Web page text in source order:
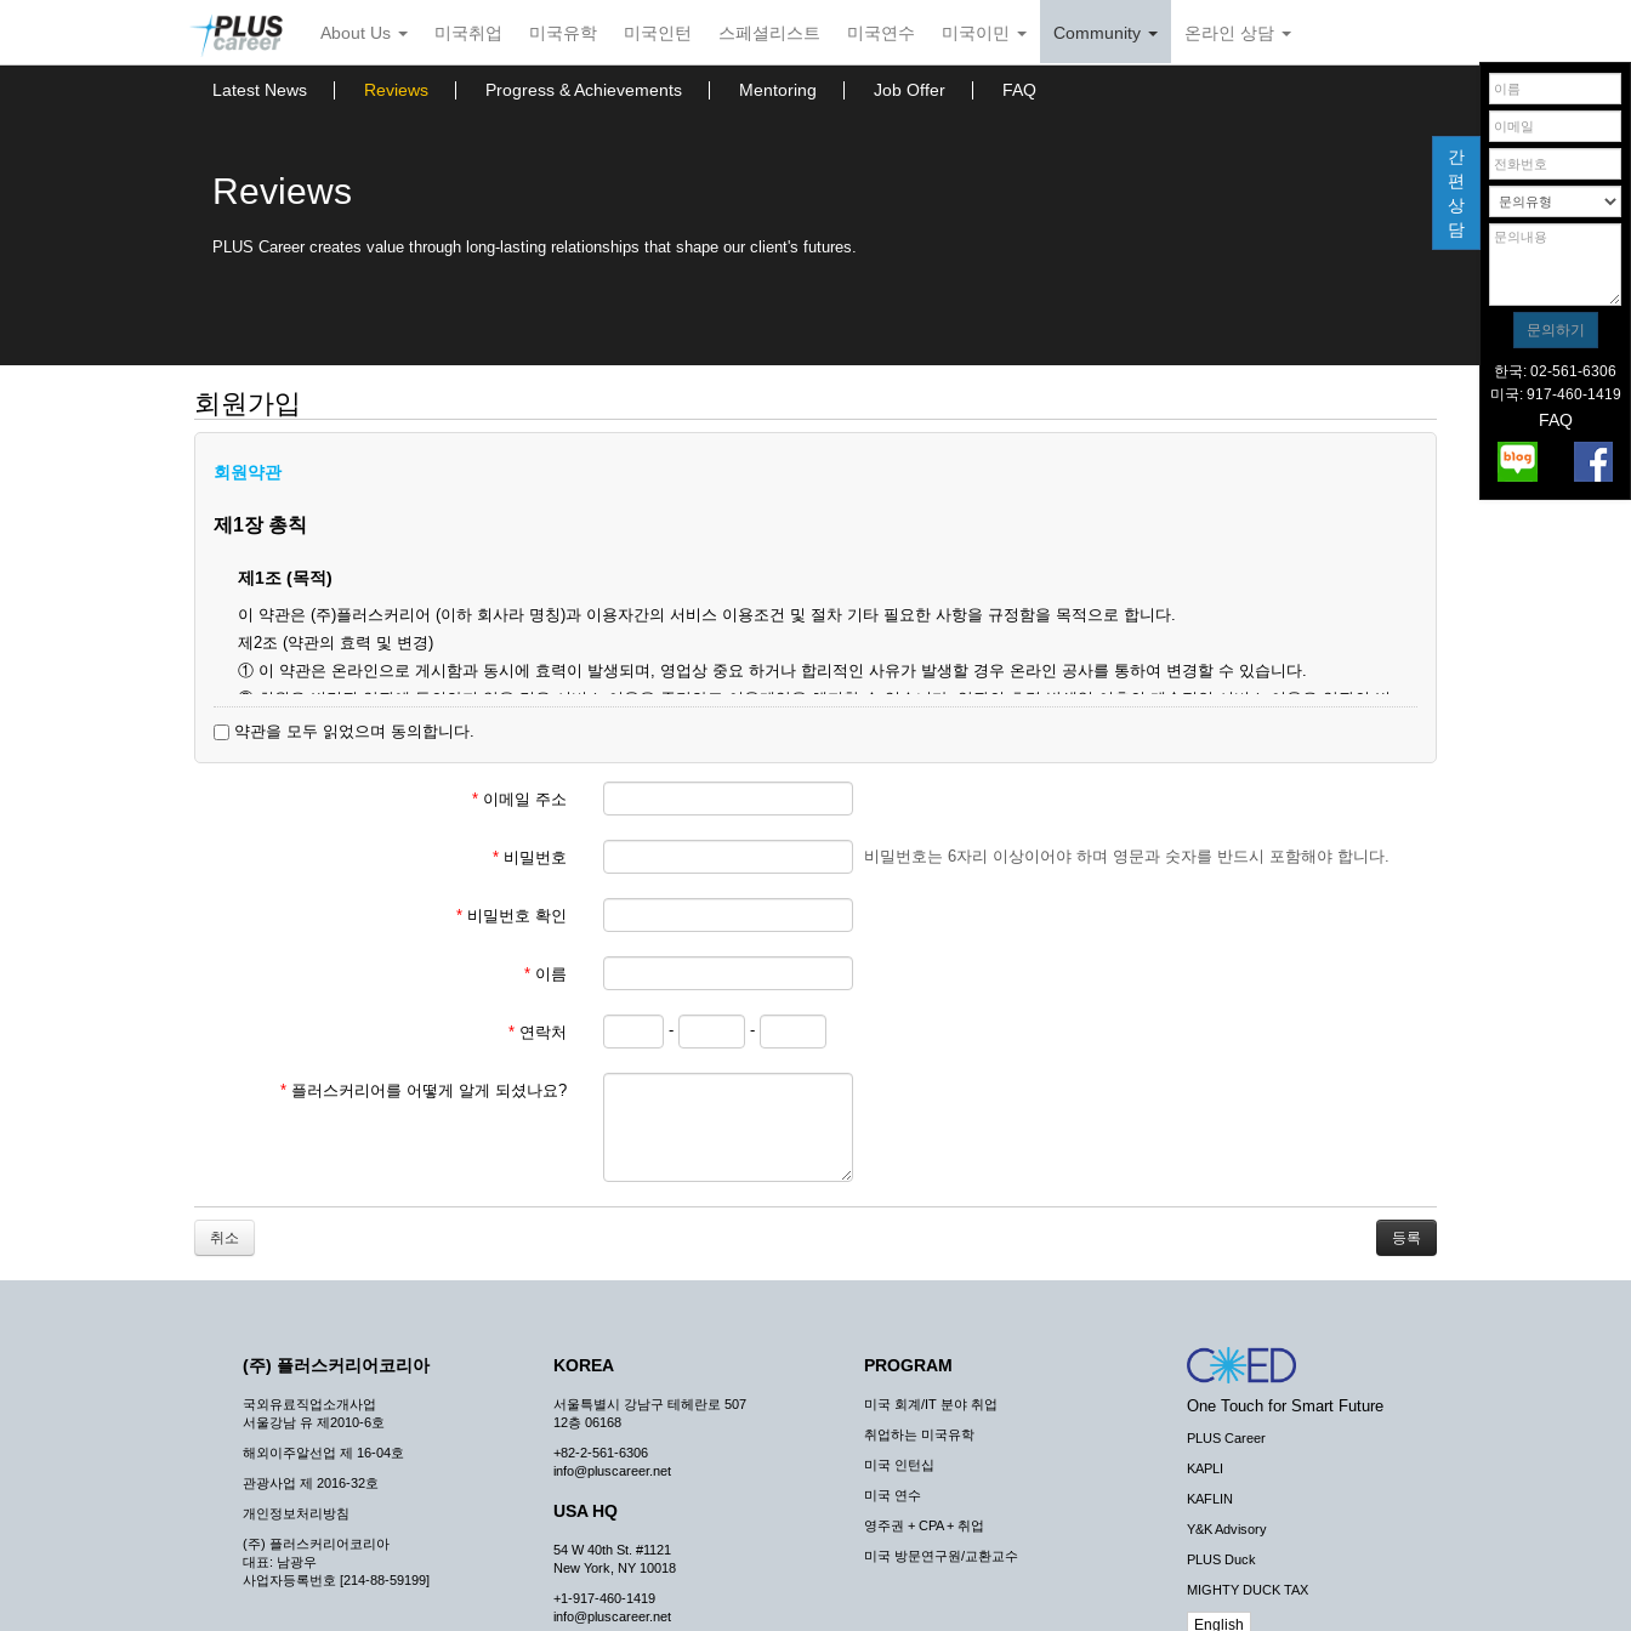
뉴
토
About Us 미국취업 미국유학 미국인턴 스페셜리스트 미국연수 미국이민 Community 온라인 상담
Latest News Reviews Progress & Achievements Mentoring Job Offer FAQ
Reviews
PLUS Career creates value through long-lasting relationships that shape our client's futures.
회원가입
회원약관
제1장 총칙
제1조 (목적)
이 약관은 (주)플러스커리어 (이하 회사라 명칭)과 이용자간의 서비스 이용조건 및 절차 기타 필요한 사항을 규정함을 목적으로 합니다.
제2조 (약관의 효력 및 변경)
① 이 약관은 온라인으로 게시함과 동시에 효력이 발생되며, 영업상 중요 하거나 합리적인 사유가 발생할 경우 온라인 공사를 통하여 변경할 수 있습니다.
② 회원은 변경된 약관에 동의하지 않을 경우 서비스 이용을 중단하고 이용계약을 해지할 수 있습니다. 약관의 효력 발생일 이후의 계속적인 서비스 이용은 약관의 변
경사항에 대해 동의한 것으로 간주됩니다.
제3조 (약관의 외 준칙)
이 약관에 명시되지 않은 사항은 회사의 공지, 이용안내 및 기타 관계법령의 규정에 따릅니다.
① 서비스 이용계약은 서비스 이용 희망자가 본 약관에 동의한 후 신청자의 실질 정보를 입력하여 회사에 신청하고 회사가 이를 심사, 승낙함으로써 성립하며, 회사는
② 회원가입시 입력한 ID는 변경할 수 없으며, 회원 1인당 한 개의 ID가 발급됩니다. 부득이한 경우로 인해 변경하고자 하는 경우에는 해당 아이디를 해지하고 재가입
③ 회사는 아래의 각 호에 해당하는 이용자에 대하여는 가입을 거절하거나 취소할 수 있으며, 실명으로 등록하지 않은 자의 일체의 권리를 제한할 수 있습니다.
2. 개인정보를 허위로 기재하여 신청할 경우
8. 기타 회사가 정한 제반 사항을 위반하며 신청하는 경우
② 시스템 점검, 교체 및 고장, 기술적인 이유, 국가비상사태, 정전, 서비스 설비의 장애, 서비스 이용의 폭주 등의 정상적인 서비스가 불가능할 경우 회사는 사전 공지
③ 기타 회사는 서비스를 제공할 수 없는 합당한 사유가 발생한 경우
④ 회사는 제 2항 및 제 3항의 사유로 서비스의 제공이 일시적으로 중지됨으로 인해 이용자 또는 제 3자가 입은 손해에 대하여 배상하지 않습니다.
제3장 권리 및 의무
제6조 (회사의 의무)
① 회사는 특별한 사정이 없는 한 이용자가 신청한 후 즉시 서비스를 이용할 수 있도록 하고 계속적, 안정적으로 서비스를 제공할 수 있도록 최선의 노력을 다하여야
② 회사는 이용자의 개인 신상 정보를 본인의 승낙 없이 타인에게 누설, 배포하여서는 안됩니다. 다만, 관계법령에 의하여 국가기관 등의 합법적인 요구가 있는 경우
약관을 모두 읽었으며 동의합니다.
* 이메일 주소
* 비밀번호 비밀번호는 6자리 이상이어야 하며 영문과 숫자를 반드시 포함해야 합니다.
* 비밀번호 확인
* 이름
* 연락처 - -
* 플러스커리어를 어떻게 알게 되셨나요?
취소
간
편
상
담
한국: 02-561-6306
미국: 917-460-1419
FAQ
(주) 플러스커리어코리아
국외유료직업소개사업
서울강남 유 제2010-6호
해외이주알선업 제 16-04호
관광사업 제 2016-32호
개인정보처리방침
(주) 플러스커리어코리아
대표: 남광우
사업자등록번호 [214-88-59199]
KOREA
서울특별시 강남구 테헤란로 507
12층 06168
+82-2-561-6306
info@pluscareer.net
USA HQ
54 W 40th St. #1121
New York, NY 10018
+1-917-460-1419
info@pluscareer.net
PROGRAM
미국 회계/IT 분야 취업
취업하는 미국유학
미국 인턴십
미국 연수
영주권 + CPA + 취업
미국 방문연구원/교환교수
One Touch for Smart Future
PLUS Career
KAPLI
KAFLIN
Y&K Advisory
PLUS Duck
MIGHTY DUCK TAX
English